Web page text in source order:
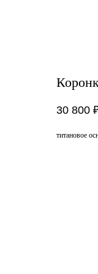
30 800
титановое